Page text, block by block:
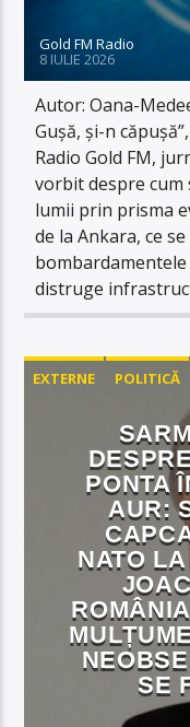
Gold FM Radio
8 IULIE 2026
Autor: Oana-
Gușă, și-n
Radio Gold FM,
vorbit despre cum
lumii prin prisma
de la Ankara, ce
distruge
EXTERNE POLITICĂ
PONTA
AUR:
NATO
SE